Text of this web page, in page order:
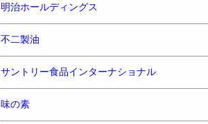
明治ホールディングス
不二製油
サントリー食品インターナショナル
味の素